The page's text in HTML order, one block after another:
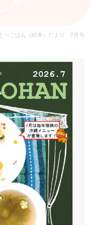
べごはん（給食）だより 7月号